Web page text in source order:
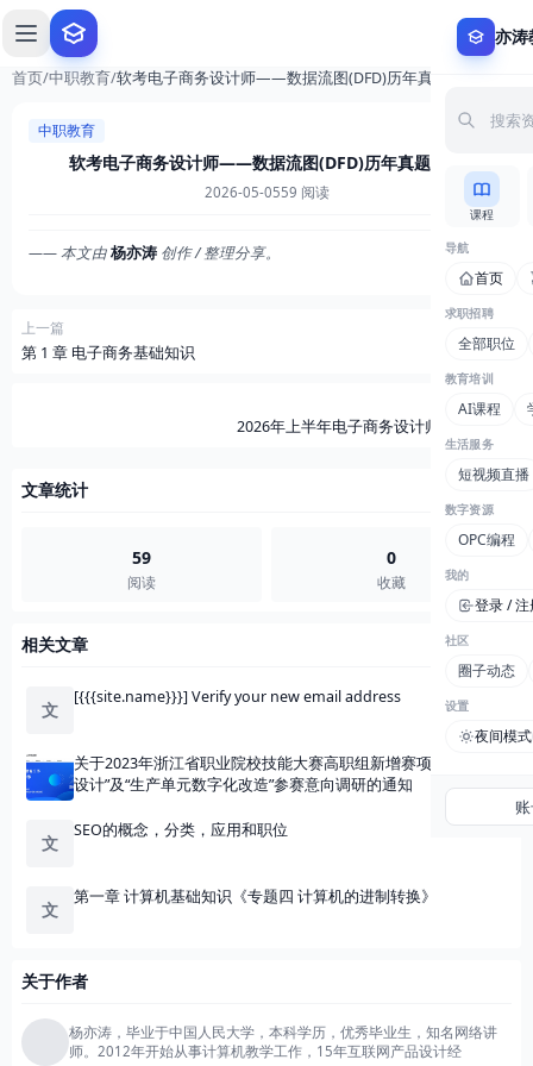
亦涛
课程
导航
首页
求职招聘
全部职位
教育培训
AI课程
生活服务
短视频直播
数字资源
OPC编程
我的
登录 / 注
社区
圈子动态
设置
夜间模式
首页/中职教育/软考电子商务设计师——数据流图(DFD)历年真题详解
中职教育
软考电子商务设计师——数据流图(DFD)历年真题详解
2026-05-0559 阅读
—— 本文由杨亦涛 创作 / 整理分享。
上一篇
第 1 章 电子商务基础知识
下一篇
2026年上半年电子商务设计师经典100题
文章统计
59
阅读
0
收藏
相关文章
文
[{{{site.name}}}] Verify your new email address
关于2023年浙江省职业院校技能大赛高职组新增赛项“数字艺术
设计”及“生产单元数字化改造”参赛意向调研的通知
文
SEO的概念，分类，应用和职位
文
第一章 计算机基础知识《专题四 计算机的进制转换》
关于作者
杨亦涛，毕业于中国人民大学，本科学历，优秀毕业生，知名网络讲
师。2012年开始从事计算机教学工作，15年互联网产品设计经